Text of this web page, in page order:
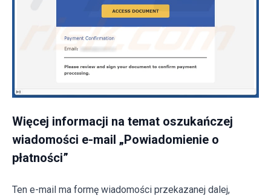
Więcej informacji na temat oszukańczej
wiadomości e-mail „Powiadomienie o
płatności”
Ten e-mail ma formę wiadomości przekazanej dalej,